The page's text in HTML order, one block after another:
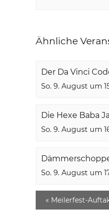
Ähnliche
Der Da Vinci
So. 9. August um
Die Hexe Baba
So. 9. August um
So. 9. August um
« Meilerfest-